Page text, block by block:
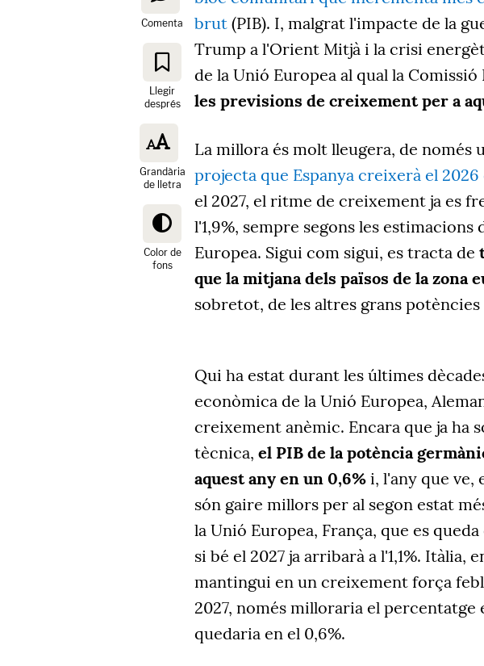
Comenta
Llegir
després
Grandària
de lletra
Color de
fons
brut (PIB). I, malgrat l'impacte de la
Trump a l'Orient Mitjà i la crisi
de la Unió Europea al qual la Comissió
les previsions de creixement per a
La millora és molt lleugera, de només
projecta que Espanya creixerà el 2026
el 2027, el ritme de creixement ja es
l'1,9%, sempre segons les
Europea. Sigui com sigui, es tracta de
que la mitjana dels països de la zona
sobretot, de les altres grans
Qui ha estat durant les últimes
econòmica de la Unió Europea,
creixement anèmic. Encara que ja ha
tècnica, el PIB de la potència
aquest any en un 0,6% i, l'any que ve,
són gaire millors per al segon estat
la Unió Europea, França, que es
si bé el 2027 ja arribarà a l'1,1%. Itàlia,
mantingui en un creixement força
2027, només milloraria el percentatge
quedaria en el 0,6%.